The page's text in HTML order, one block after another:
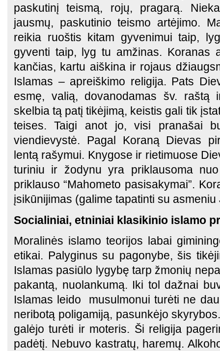
paskutinį teismą, rojų, pragarą.
jausmų, paskutinio teismo artėjimo.
reikia ruoštis kitam gyvenimui taip,
gyventi taip, lyg tu amžinas. Koranas
kančias, kartu aiškina ir rojaus
Islamas – apreiškimo religija. Pats
esmę, valią, dovanodamas šv. raštą
skelbia tą patį tikėjimą, keistis gali tik
teises. Taigi anot jo, visi pranašai
viendievystė. Pagal Koraną Dievas
lentą rašymui. Knygose ir rietimuose
turiniu ir žodynu yra priklausoma
priklauso “Mahometo pasisakymai”.
įsikūnijimas (galime tapatinti su asmeniu
Socialiniai, etniniai klasikinio islamo
Moralinės islamo teorijos labai
etikai. Palyginus su pagonybe, šis
Islamas pasiūlo lygybę tarp žmonių
pakantą, nuolankumą. Iki tol dažnai
Islamas leido musulmonui turėti ne
neribotą poligamiją, pasunkėjo
galėjo turėti ir moteris. Ši religija
padėtį. Nebuvo kastratų, haremų.